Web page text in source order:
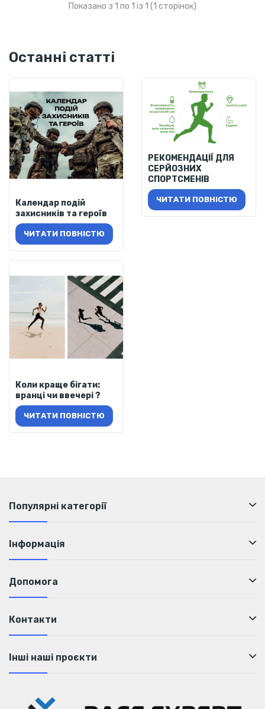
Показано з 1 по 1 із 1 (1 сторінок)
Останні статті
Календар подій
захисників та героїв
ЧИТАТИ ПОВНІСТЮ
РЕКОМЕНДАЦІЇ ДЛЯ
СЕРЙОЗНИХ
СПОРТСМЕНІВ
ЧИТАТИ ПОВНІСТЮ
Коли краще бігати:
вранці чи ввечері ?
ЧИТАТИ ПОВНІСТЮ
Популярні категорії
Інформація
Допомога
Контакти
Інші наші проєкти